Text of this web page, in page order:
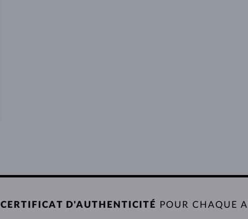
CERTIFICAT D'AUTHENTICITÉ POUR CHAQUE